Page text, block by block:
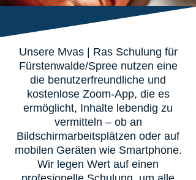
Unsere Mvas | Ras Schulung für
Fürstenwalde/Spree nutzen eine
die benutzerfreundliche und
kostenlose Zoom-App, die es
ermöglicht, Inhalte lebendig zu
vermitteln – ob an
Bildschirmarbeitsplätzen oder auf
mobilen Geräten wie Smartphone.
Wir legen Wert auf einen